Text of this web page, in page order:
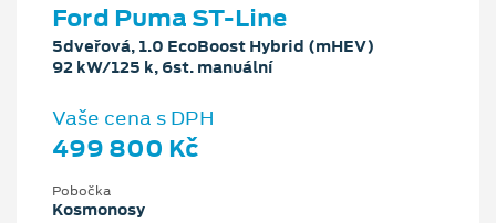
Ford Puma ST-Line
5dveřová, 1.0 EcoBoost Hybrid (mHEV)
92 kW/125 k, 6st. manuální
Vaše cena s DPH
499 800 Kč
Pobočka
Kosmonosy